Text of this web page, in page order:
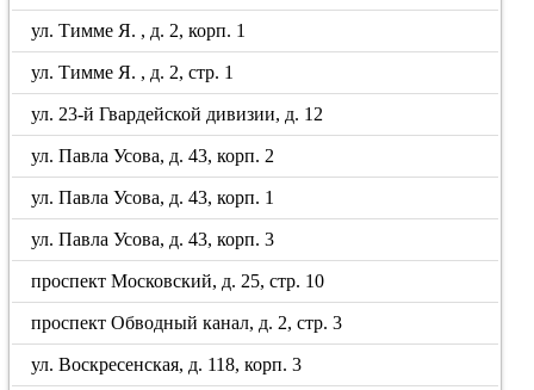
ул. Тимме Я. , д. 2, корп. 1
ул. Тимме Я. , д. 2, стр. 1
ул. 23-й Гвардейской дивизии, д. 12
ул. Павла Усова, д. 43, корп. 2
ул. Павла Усова, д. 43, корп. 1
ул. Павла Усова, д. 43, корп. 3
проспект Московский, д. 25, стр. 10
проспект Обводный канал, д. 2, стр. 3
ул. Воскресенская, д. 118, корп. 3